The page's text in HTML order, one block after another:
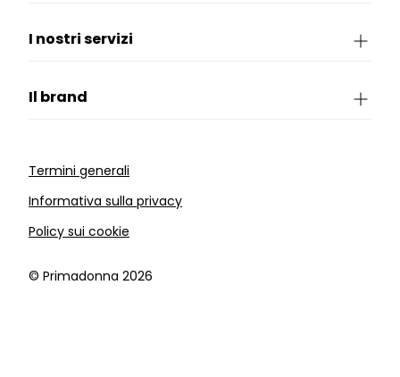
I nostri servizi
Il brand
Termini generali
Informativa sulla privacy
Policy sui cookie
©️ Primadonna 2026